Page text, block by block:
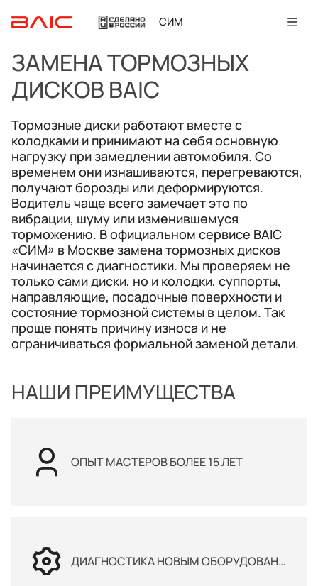
СИМ
ЗАМЕНА ТОРМОЗНЫХ
ДИСКОВ BAIC
Тормозные диски работают вместе с
колодками и принимают на себя основную
нагрузку при замедлении автомобиля. Со
временем они изнашиваются, перегреваются,
получают борозды или деформируются.
Водитель чаще всего замечает это по
вибрации, шуму или изменившемуся
торможению. В официальном сервисе BAIC
«СИМ» в Москве замена тормозных дисков
начинается с диагностики. Мы проверяем не
только сами диски, но и колодки, суппорты,
направляющие, посадочные поверхности и
состояние тормозной системы в целом. Так
проще понять причину износа и не
ограничиваться формальной заменой детали.
НАШИ ПРЕИМУЩЕСТВА
ОПЫТ МАСТЕРОВ БОЛЕЕ 15 ЛЕТ
ДИАГНОСТИКА НОВЫМ ОБОРУДОВАНИЕМ